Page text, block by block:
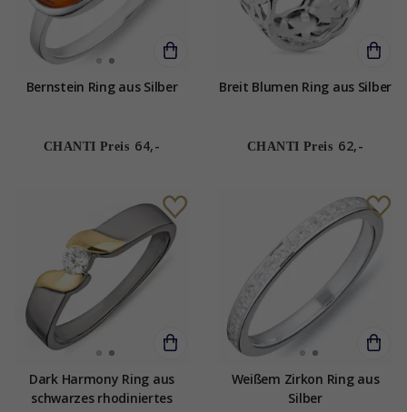
Bernstein Ring aus Silber
CHANTI Preis 64,-
Breit Blumen Ring aus Silber
CHANTI Preis 62,-
Dark Harmony Ring aus
schwarzes rhodiniertes
Weißem Zirkon Ring aus
Silber